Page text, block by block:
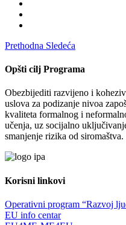
Prethodna Sledeća
Opšti cilj Programa
Obezbijediti razvijeno i
uslova za podizanje nivoa
kvaliteta formalnog i
učenja, uz socijalno
smanjenje rizika od siromaštva.
Korisni linkovi
Operativni program “Razvoj
EU info centar